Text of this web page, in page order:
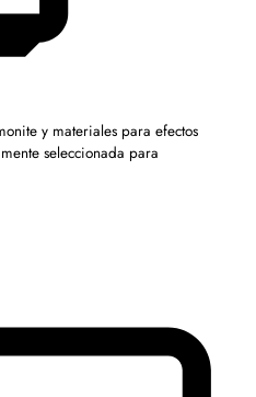
y materiales para efectos
seleccionada para